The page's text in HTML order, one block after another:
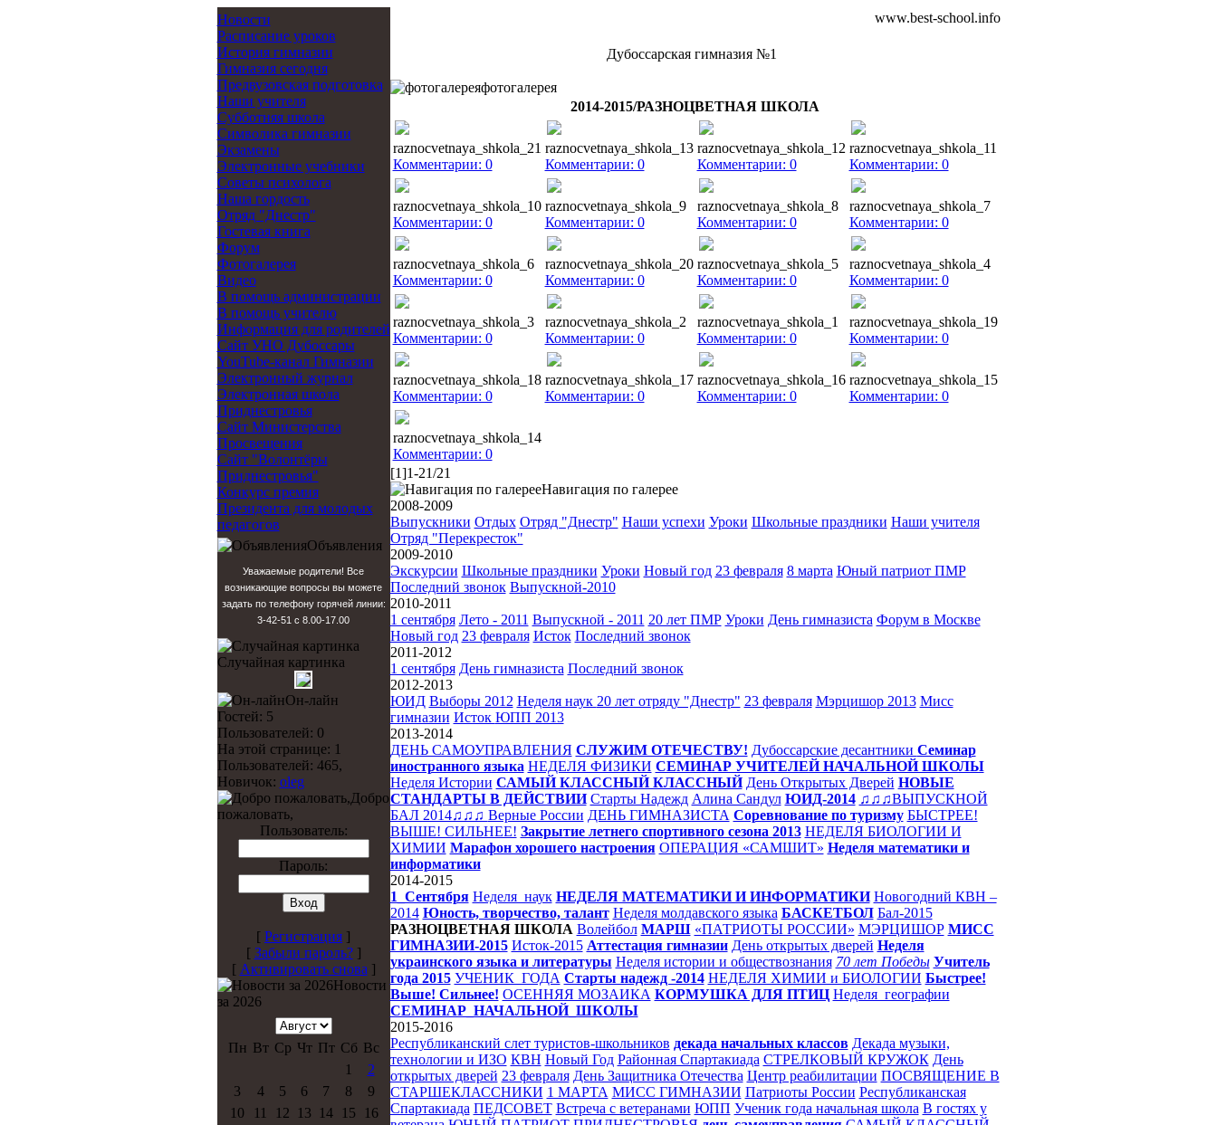
Новости
Расписание уроков
История гимназии
Гимназия сегодня
Предвузовская подготовка
Наши учителя
Субботняя школа
Символика гимназии
Экзамены
Электронные учебники
Советы психолога
Наша гордость
Отряд "Днестр"
Гостевая книга
Форум
Фотогалерея
Видео
В помощь администрации
В помощь учителю
Информация для родителей
Cайт УНО Дубоссары
YouTube-канал Гимназии
Электронный журнал
Электронная школа
Приднестровья
Сайт Министерства
Просвещения
Сайт "Волонтёры
Приднестровья"
Конкурс премия
Президента для молодых
педагогов
Объявления
Уважаемые родители! Все
возникающие вопросы вы можете
задать по телефону горячей линии:
3-42-51 с 8.00-17.00
Случайная картинка
Он-лайн
Гостей: 5
Пользователей: 0
На этой странице: 1
Пользователей: 465,
Новичок: oleg
Добро
пожаловать,
Пользователь:
Пароль:
[ Регистрация ]
[ Забыли пароль?]
[ Активировать снова ]
Новости
за 2026
Пн Вт Ср Чт Пт Сб Вс
1
2
3
4 5 6 7 8
9
10
11 12 13 14 15
16
www.best-school.info
Дубоссарская гимназия №1
фотогалерея
2014-2015/РАЗНОЦВЕТНАЯ ШКОЛА
raznocvetnaya_shkola_21
Комментарии: 0
raznocvetnaya_shkola_13
Комментарии: 0
raznocvetnaya_shkola_12
Комментарии: 0
raznocvetnaya_shkola_11
Комментарии: 0
raznocvetnaya_shkola_10
Комментарии: 0
raznocvetnaya_shkola_9
Комментарии: 0
raznocvetnaya_shkola_8
Комментарии: 0
raznocvetnaya_shkola_7
Комментарии: 0
raznocvetnaya_shkola_6
Комментарии: 0
raznocvetnaya_shkola_20
Комментарии: 0
raznocvetnaya_shkola_5
Комментарии: 0
raznocvetnaya_shkola_4
Комментарии: 0
raznocvetnaya_shkola_3
Комментарии: 0
raznocvetnaya_shkola_2
Комментарии: 0
raznocvetnaya_shkola_1
Комментарии: 0
raznocvetnaya_shkola_19
Комментарии: 0
raznocvetnaya_shkola_18
Комментарии: 0
raznocvetnaya_shkola_17
Комментарии: 0
raznocvetnaya_shkola_16
Комментарии: 0
raznocvetnaya_shkola_15
Комментарии: 0
raznocvetnaya_shkola_14
Комментарии: 0
[1]1-21/21
Навигация по галерее
2008-2009
Выпускники Отдых Отряд "Днестр" Наши успехи Уроки Школьные праздники Наши учителя
Отряд "Перекресток"
2009-2010
Экскурсии Школьные праздники Уроки Новый год 23 февраля 8 марта Юный патриот ПМР
Последний звонок Выпускной-2010
2010-2011
1 сентября Лето - 2011 Выпускной - 2011 20 лет ПМР Уроки День гимназиста Форум в Москве
Новый год 23 февраля Исток Последний звонок
2011-2012
1 сентября День гимназиста Последний звонок
2012-2013
ЮИД Выборы 2012 Неделя наук 20 лет отряду "Днестр" 23 февраля Мэрцишор 2013 Мисс
гимназии Исток ЮПП 2013
2013-2014
ДЕНЬ САМОУПРАВЛЕНИЯ СЛУЖИМ ОТЕЧЕСТВУ! Дубоссарские десантники Семинар
иностранного языка НЕДЕЛЯ ФИЗИКИ СЕМИНАР УЧИТЕЛЕЙ НАЧАЛЬНОЙ ШКОЛЫ
Неделя Истории САМЫЙ КЛАССНЫЙ КЛАССНЫЙ День Открытых Дверей НОВЫЕ
СТАНДАРТЫ В ДЕЙСТВИИ Старты Надежд Алина Сандул ЮИД-2014 ♫♫♫ВЫПУСКНОЙ
БАЛ 2014♫♫♫ Верные России ДЕНЬ ГИМНАЗИСТА Соревнование по туризму БЫСТРЕЕ!
ВЫШЕ! СИЛЬНЕЕ! Закрытие летнего спортивного сезона 2013 НЕДЕЛЯ БИОЛОГИИ И
ХИМИИ Марафон хорошего настроения ОПЕРАЦИЯ «САМШИТ» Неделя математики и
информатики
2014-2015
1_Сентября Неделя_наук НЕДЕЛЯ МАТЕМАТИКИ И ИНФОРМАТИКИ Новогодний КВН –
2014 Юность, творчество, талант Неделя молдавского языка БАСКЕТБОЛ Бал-2015
РАЗНОЦВЕТНАЯ ШКОЛА Волейбол МАРШ «ПАТРИОТЫ РОССИИ» МЭРЦИШОР МИСС
ГИМНАЗИИ-2015 Исток-2015 Аттестация гимназии День открытых дверей Неделя
украинского языка и литературы Неделя истории и обществознания 70 лет Победы Учитель
года 2015 УЧЕНИК_ГОДА Старты надежд -2014 НЕДЕЛЯ ХИМИИ и БИОЛОГИИ Быстрее!
Выше! Сильнее! ОСЕННЯЯ МОЗАИКА КОРМУШКА ДЛЯ ПТИЦ Неделя_географии
СЕМИНАР_НАЧАЛЬНОЙ_ШКОЛЫ
2015-2016
Республиканский слет туристов-школьников декада начальных классов Декада музыки,
технологии и ИЗО КВН Новый Год Районная Спартакиада СТРЕЛКОВЫЙ КРУЖОК День
открытых дверей 23 февраля День Защитника Отечества Центр реабилитации ПОСВЯЩЕНИЕ В
СТАРШЕКЛАССНИКИ 1 МАРТА МИСС ГИМНАЗИИ Патриоты России Республиканская
Спартакиада ПЕДСОВЕТ Встреча с ветеранами ЮПП Ученик года начальная школа В гостях у